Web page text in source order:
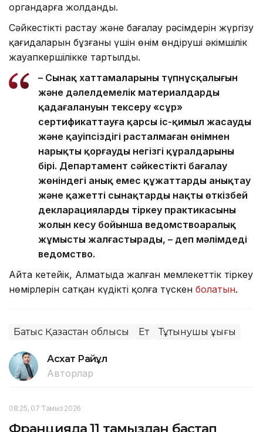
органдарға жолданды.
Сәйкестікті растау және бағалау рәсімдерін жүргізу
қағидаларын бұзғаны үшін өнім өндіруші әкімшілік
жауапкершілікке тартылды.
– Сынақ хаттамаларының түпнұсқалығын
және дәлелдемелік материалдардың
қадағалануын тексеру «сұр»
сертификаттауға қарсы іс-қимыл жасаудың
және қауіпсіздігі расталмаған өнімнен
нарықты қорғаудың негізгі құралдарының
бірі. Департамент сәйкестікті бағалау
жөніндегі анық емес құжаттарды анықтау
және қажетті сынақтарды нақты өткізбей
декларацияларды тіркеу практикасының
жолын кесу бойынша ведомствоаралық
жұмысты жалғастырады, – деп мәлімдеді
ведомство.
Айта кетейік, Алматыда жалған мемлекеттік тіркеу
нөмірлерін сатқан күдікті қолға түскен болатын.
Батыс Қазақстан облысы Ет Тұтынушы құқығы
Асхат Райқұл
Авторлар
08:25, 07 Тамыз 2026
Францияда 11 тамыздан бастап